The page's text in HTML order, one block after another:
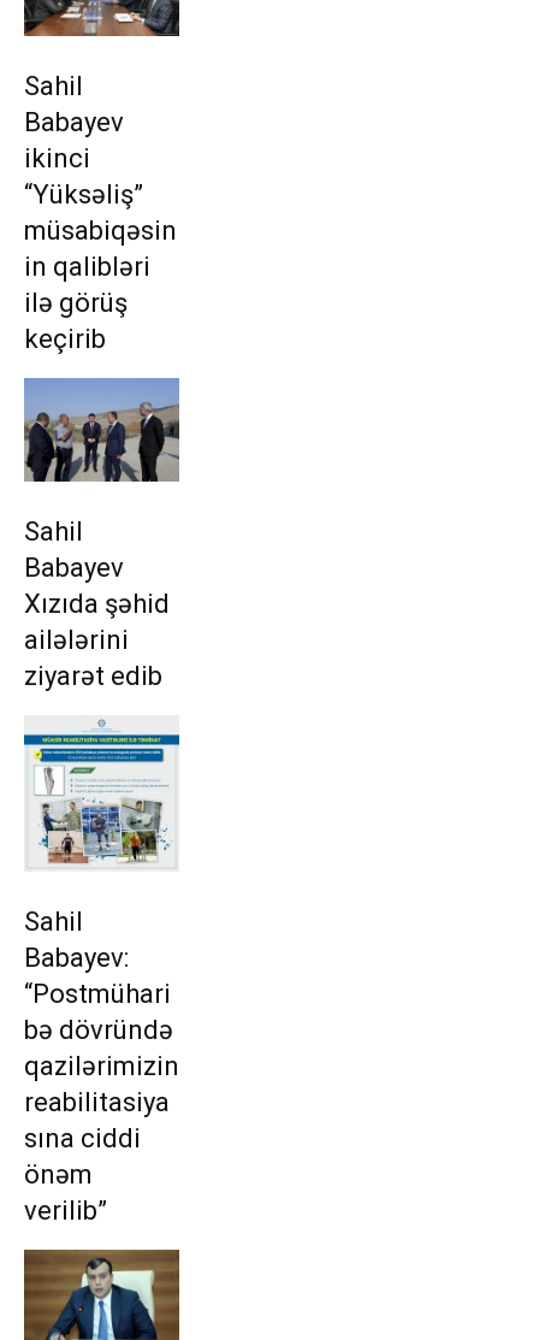
Sahil
Babayev
ikinci
“Yüksəliş”
müsabiqəsin
in qalibləri
ilə görüş
keçirib
Sahil
Babayev
Xızıda şəhid
ailələrini
ziyarət edib
Sahil
Babayev:
“Postmühari
bə dövründə
qazilərimizin
reabilitasiya
sına ciddi
önəm
verilib”